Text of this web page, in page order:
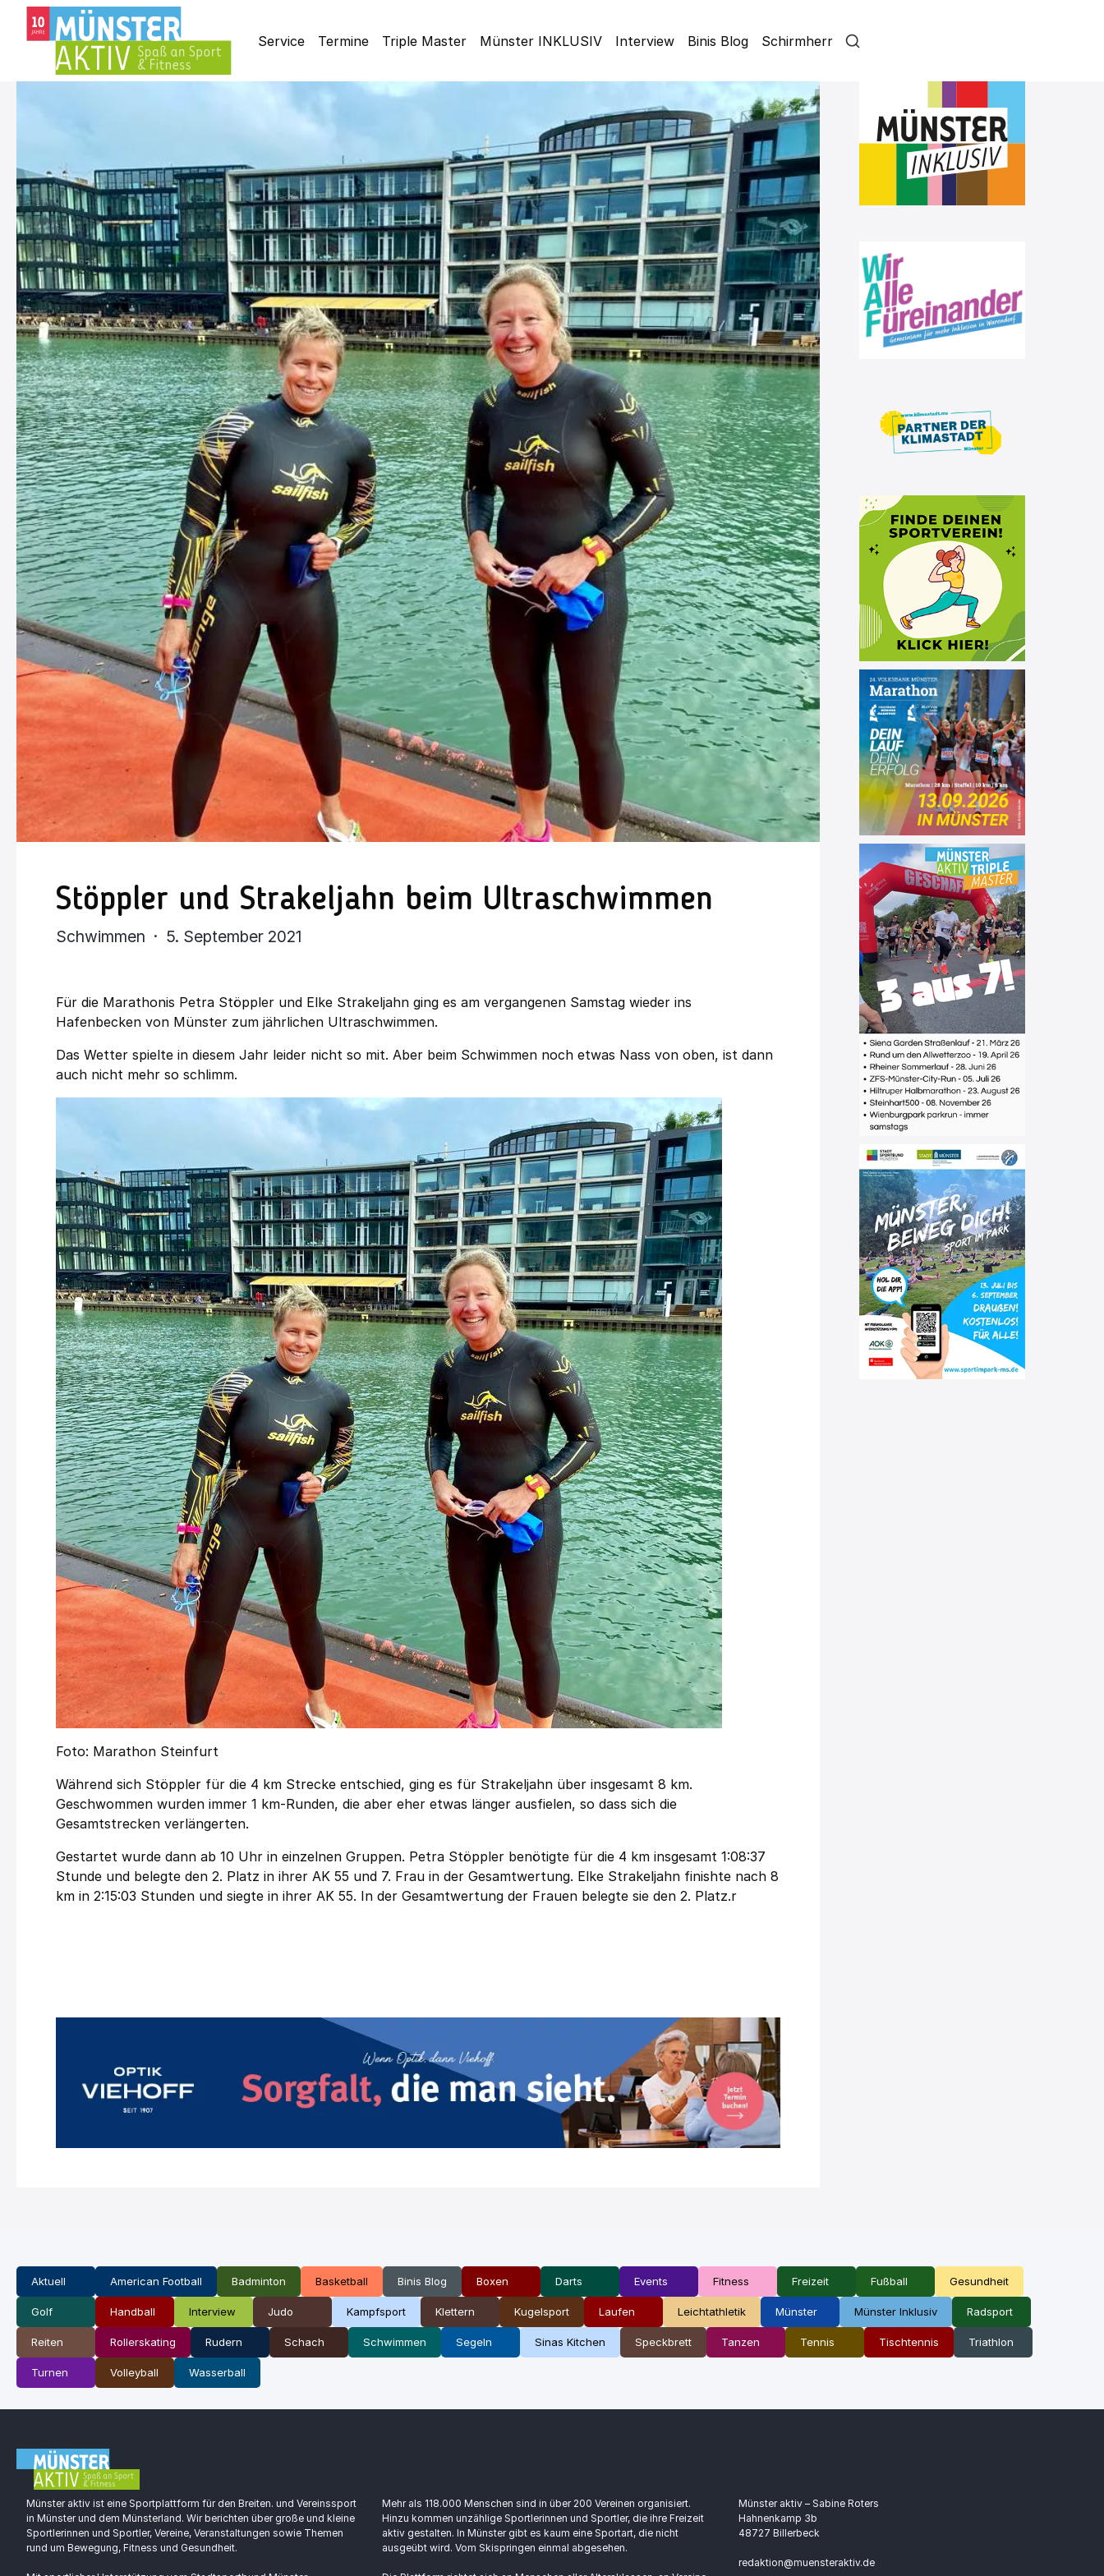
Service Termine Triple Master Münster INKLUSIV Interview Binis Blog Schirmherr
Stöppler und Strakeljahn beim Ultraschwimmen
Schwimmen · 5. September 2021
Für die Marathonis Petra Stöppler und Elke Strakeljahn ging es am vergangenen Samstag wieder ins
Hafenbecken von Münster zum jährlichen Ultraschwimmen.
Das Wetter spielte in diesem Jahr leider nicht so mit. Aber beim Schwimmen noch etwas Nass von oben, ist dann
auch nicht mehr so schlimm.
Foto: Marathon Steinfurt
Während sich Stöppler für die 4 km Strecke entschied, ging es für Strakeljahn über insgesamt 8 km.
Geschwommen wurden immer 1 km-Runden, die aber eher etwas länger ausfielen, so dass sich die
Gesamtstrecken verlängerten.
Gestartet wurde dann ab 10 Uhr in einzelnen Gruppen. Petra Stöppler benötigte für die 4 km insgesamt 1:08:37
Stunde und belegte den 2. Platz in ihrer AK 55 und 7. Frau in der Gesamtwertung. Elke Strakeljahn finishte nach 8
km in 2:15:03 Stunden und siegte in ihrer AK 55. In der Gesamtwertung der Frauen belegte sie den 2. Platz.r
Aktuell American Football Badminton Basketball Binis Blog Boxen Darts Events Fitness Freizeit Fußball Gesundheit
Golf Handball Interview Judo Kampfsport Klettern Kugelsport Laufen Leichtathletik Münster Münster Inklusiv Radsport
Reiten Rollerskating Rudern Schach Schwimmen Segeln Sinas Kitchen Speckbrett Tanzen Tennis Tischtennis Triathlon
Turnen Volleyball Wasserball
Münster aktiv ist eine Sportplattform für den Breiten. und Vereinssport
in Münster und dem Münsterland. Wir berichten über große und kleine
Sportlerinnen und Sportler, Vereine, Veranstaltungen sowie Themen
rund um Bewegung, Fitness und Gesundheit.
Mehr als 118.000 Menschen sind in über 200 Vereinen organisiert.
Hinzu kommen unzählige Sportlerinnen und Sportler, die ihre Freizeit
aktiv gestalten. In Münster gibt es kaum eine Sportart, die nicht
ausgeübt wird. Vom Skispringen einmal abgesehen.
Münster aktiv – Sabine Roters
Hahnenkamp 3b
48727 Billerbeck
redaktion@muensteraktiv.de